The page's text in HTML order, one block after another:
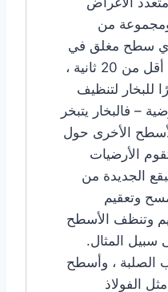
من
أي سطح مغلق في
منزلك. جاهز للاستخدام في أقل من 20 ثانية ،
للبخار لتنظيف
– فالبخار يتبخر
الأخرى حول
الأرضيات
الجديدة من
وتعقيم
وتنظف الأسطح
سبيل المثال.
الصلبة ، وأسطح
الفولاذ